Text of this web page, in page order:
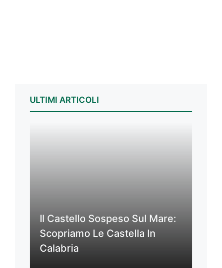
ULTIMI ARTICOLI
Il Castello Sospeso Sul Mare:
Scopriamo Le Castella In
Calabria